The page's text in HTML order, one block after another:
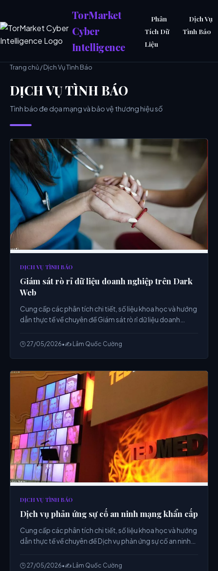
TorMarket
Cyber
Intelligence
Phân
Tích Dữ
Liệu
Dịch Vụ
Tình Báo
Trang chủ/ Dịch Vụ Tình Báo
DỊCH VỤ TÌNH BÁO
Tình báo đe dọa mạng và bảo vệ thương hiệu số
DỊCH VỤ TÌNH BÁO
Giám sát rò rỉ dữ liệu doanh nghiệp trên Dark
Web
Cung cấp các phân tích chi tiết, số liệu khoa học và hướng
dẫn thực tế về chuyên đề Giám sát rò rỉ dữ liệu doanh
🕒 27/05/2026•✍️ Lâm Quốc Cường
DỊCH VỤ TÌNH BÁO
Dịch vụ phản ứng sự cố an ninh mạng khẩn cấp
Cung cấp các phân tích chi tiết, số liệu khoa học và hướng
dẫn thực tế về chuyên đề Dịch vụ phản ứng sự cố an ninh
🕒 27/05/2026•✍️ Lâm Quốc Cường